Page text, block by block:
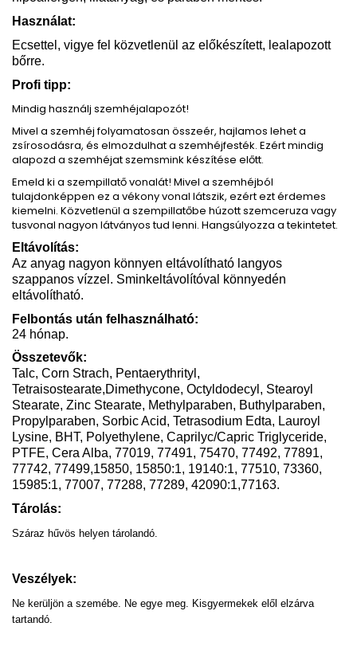
Használat:
Ecsettel, vigye fel közvetlenül az előkészített, lealapozott
bőrre.
Profi tipp:
Mindig használj szemhéjalapozót!
Mivel a szemhéj folyamatosan összeér, hajlamos lehet a
zsírosodásra, és elmozdulhat a szemhéjfesték. Ezért mindig
alapozd a szemhéjat szemsmink készítése előtt.
Emeld ki a szempillatő vonalát! Mivel a szemhéjból
tulajdonképpen ez a vékony vonal látszik, ezért ezt érdemes
kiemelni. Közvetlenül a szempillatőbe húzott szemceruza vagy
tusvonal nagyon látványos tud lenni. Hangsúlyozza a tekintetet.
Eltávolítás:
Az anyag nagyon könnyen eltávolítható langyos
szappanos vízzel. Sminkeltávolítóval könnyedén
eltávolítható.
Felbontás után felhasználható:
24 hónap.
Összetevők:
Talc, Corn Strach, Pentaerythrityl,
Tetraisostearate,Dimethycone, Octyldodecyl, Stearoyl
Stearate, Zinc Stearate, Methylparaben, Buthylparaben,
Propylparaben, Sorbic Acid, Tetrasodium Edta, Lauroyl
Lysine, BHT, Polyethylene, Caprilyc/Capric Triglyceride,
PTFE, Cera Alba, 77019, 77491, 75470, 77492, 77891,
77742, 77499,15850, 15850:1, 19140:1, 77510, 73360,
15985:1, 77007, 77288, 77289, 42090:1,77163.
Tárolás:
Száraz hűvös helyen tárolandó.
Veszélyek:
Ne kerüljön a szemébe. Ne egye meg. Kisgyermekek elől elzárva
tartandó.